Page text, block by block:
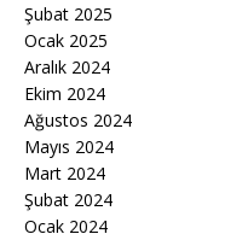
Şubat 2025
Ocak 2025
Aralık 2024
Ekim 2024
Ağustos 2024
Mayıs 2024
Mart 2024
Şubat 2024
Ocak 2024